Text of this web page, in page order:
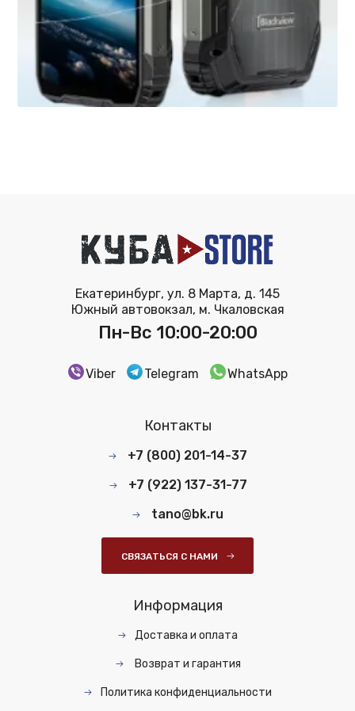
Екатеринбург, ул. 8 Марта, д. 145
Южный автовокзал, м. Чкаловская
Пн-Вс 10:00-20:00
Viber Telegram WhatsApp
Контакты
+7 (800) 201-14-37
+7 (922) 137-31-77
tano@bk.ru
СВЯЗАТЬСЯ С НАМИ
Информация
Доставка и оплата
Возврат и гарантия
Политика конфиденциальности